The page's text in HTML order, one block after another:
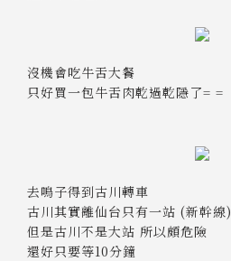
沒機會吃牛舌大餐
只好買一包牛舌肉乾過乾隱了= =
去鳴子得到古川轉車
古川其實離仙台只有一站 (新幹線)
但是古川不是大站 所以頗危險
還好只要等10分鐘